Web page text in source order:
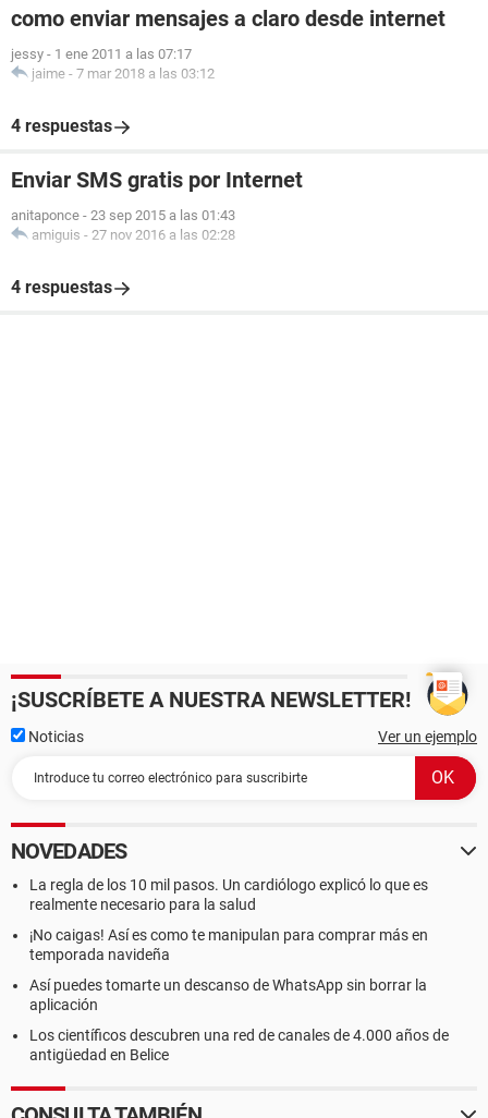
como enviar mensajes a claro desde internet
jessy - 1 ene 2011 a las 07:17
jaime - 7 mar 2018 a las 03:12
4 respuestas
Enviar SMS gratis por Internet
anitaponce - 23 sep 2015 a las 01:43
amiguis - 27 nov 2016 a las 02:28
4 respuestas
¡SUSCRÍBETE A NUESTRA NEWSLETTER!
Noticias Ver un ejemplo
NOVEDADES
La regla de los 10 mil pasos. Un cardiólogo explicó lo que es
realmente necesario para la salud
¡No caigas! Así es como te manipulan para comprar más en
temporada navideña
Así puedes tomarte un descanso de WhatsApp sin borrar la
aplicación
Los científicos descubren una red de canales de 4.000 años de
antigüedad en Belice